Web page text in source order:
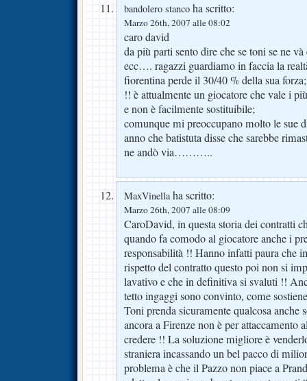
bandolero stanco ha scritto:
Marzo 26th, 2007 alle 08:02
caro david
da più parti sento dire che se toni se ne
ecc…. ragazzi guardiamo in faccia la
fiorentina perde il 30/40 % della sua
!! è attualmente un giocatore che vale i
e non è facilmente sostituibile;
comunque mi preoccupano molto le sue
anno che batistuta disse che sarebbe
ne andò via………..
MaxVinellaha scritto:
Marzo 26th, 2007 alle 08:09
CaroDavid, in questa storia dei contratti
quando fa comodo al giocatore anche i
responsabilità !! Hanno infatti paura che
rispetto del contratto questo poi non si
lavativo e che in definitiva si svaluti !!
tetto ingaggi sono convinto, come
Toni prenda sicuramente qualcosa anche
ancora a Firenze non è per attaccamento
credere !! La soluzione migliore è
straniera incassando un bel pacco di
problema è che il Pazzo non piace a